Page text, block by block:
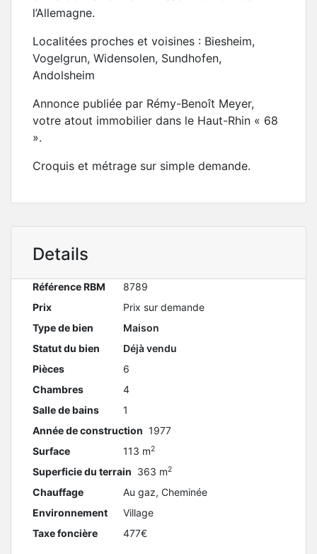
l’Allemagne.
Localitées proches et voisines : Biesheim,
Vogelgrun, Widensolen, Sundhofen,
Andolsheim
Annonce publiée par Rémy-Benoît Meyer,
votre atout immobilier dans le Haut-Rhin « 68
».
Croquis et métrage sur simple demande.
Details
Référence RBM
8789
Prix
Prix sur demande
Type de bien
Maison
Statut du bien
Déjà vendu
Pièces
6
Chambres
4
Salle de bains
1
Année de construction 1977
Surface
113 m2
Superficie du terrain 363 m2
Chauffage
Au gaz, Cheminée
Environnement
Village
Taxe foncière
477€